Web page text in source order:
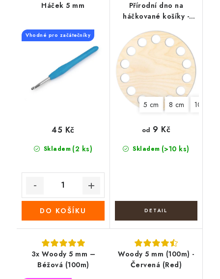
Háček 5 mm
Vhodné pro začátečníky
Skladem (2 ks)
45 Kč
DO KOŠÍKU
Přírodní dno na
háčkované košíky -
5 cm 8 cm 10 cm
Skladem (>10 ks)
od 9 Kč
3x Woody 5 mm –
Béžová (100m)
Woody 5 mm (100m) -
Červená (Red)